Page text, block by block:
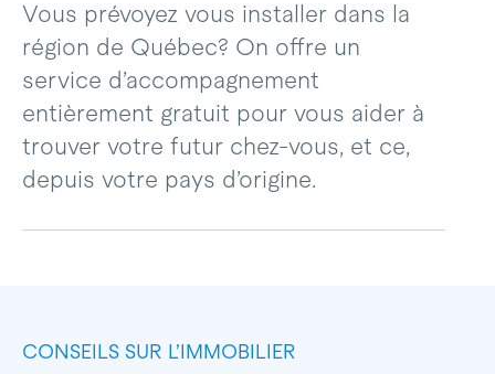
Vous prévoyez vous installer dans la
région de Québec? On offre un
service d’accompagnement
entièrement gratuit pour vous aider à
trouver votre futur chez-vous, et ce,
depuis votre pays d’origine.
CONSEILS SUR L’IMMOBILIER